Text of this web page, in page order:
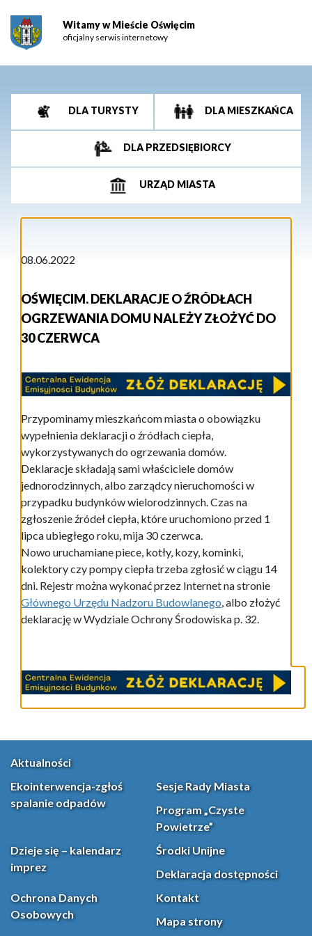
Witamy w Mieście Oświęcim
oficjalny serwis internetowy
DLA TURYSTY DLA MIESZKAŃCA
DLA PRZEDSIĘBIORCY
URZĄD MIASTA
08.06.2022
OŚWIĘCIM. DEKLARACJE O ŹRÓDŁACH
OGRZEWANIA DOMU NALEŻY ZŁOŻYĆ DO
30 CZERWCA
Przypominamy mieszkańcom miasta o obowiązku
wypełnienia deklaracji o źródłach ciepła,
wykorzystywanych do ogrzewania domów.
Deklaracje składają sami właściciele domów
jednorodzinnych, albo zarządcy nieruchomości w
przypadku budynków wielorodzinnych. Czas na
zgłoszenie źródeł ciepła, które uruchomiono przed 1
lipca ubiegłego roku, mija 30 czerwca.
Nowo uruchamiane piece, kotły, kozy, kominki,
kolektory czy pompy ciepła trzeba zgłosić w ciągu 14
dni. Rejestr można wykonać przez Internet na stronie
Głównego Urzędu Nadzoru Budowlanego, albo złożyć
deklarację w Wydziale Ochrony Środowiska p. 32.
Aktualności
Ekointerwencja-zgłoś
spalanie odpadów
Sesje Rady Miasta
Program „Czyste
Powietrze”
Dzieje się – kalendarz
imprez
Środki Unijne
Deklaracja dostępności
Ochrona Danych
Osobowych
Kontakt
Mapa strony